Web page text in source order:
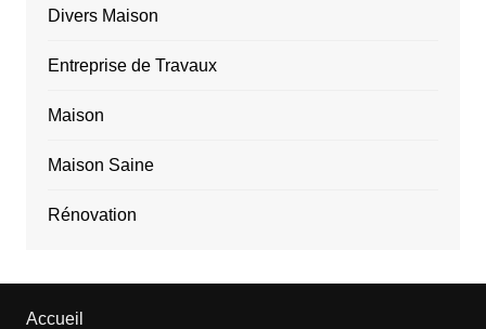
Divers Maison
Entreprise de Travaux
Maison
Maison Saine
Rénovation
Accueil